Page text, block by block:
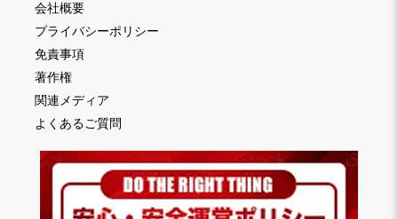
会社概要
プライバシーポリシー
免責事項
著作権
関連メディア
よくあるご質問